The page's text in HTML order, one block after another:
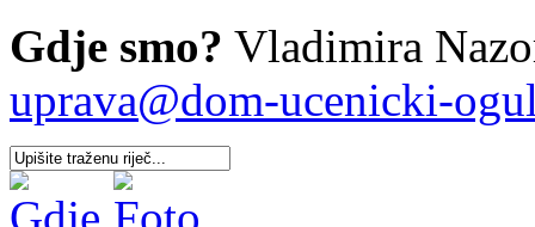
Gdje smo? Vladimira
uprava@dom-ucenicki-